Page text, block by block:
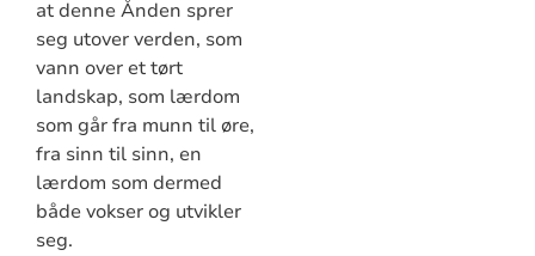
at denne Ånden sprer
seg utover verden, som
vann over et tørt
landskap, som lærdom
som går fra munn til øre,
fra sinn til sinn, en
lærdom som dermed
både vokser og utvikler
seg.